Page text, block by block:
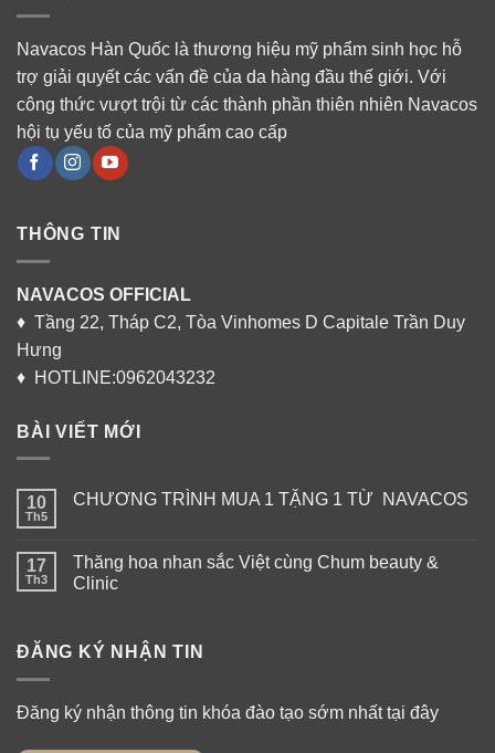
Navacos Hàn Quốc là thương hiệu mỹ phẩm sinh học hỗ
trợ giải quyết các vấn đề của da hàng đầu thế giới. Với
công thức vượt trội từ các thành phần thiên nhiên Navacos
hội tụ yếu tố của mỹ phẩm cao cấp
THÔNG TIN
NAVACOS OFFICIAL
♦ Tầng 22, Tháp C2, Tòa Vinhomes D Capitale Trần Duy
Hưng
♦ HOTLINE:0962043232
BÀI VIẾT MỚI
10
Th5
CHƯƠNG TRÌNH MUA 1 TẶNG 1 TỪ NAVACOS
17
Th3
Thăng hoa nhan sắc Việt cùng Chum beauty &
Clinic
ĐĂNG KÝ NHẬN TIN
Đăng ký nhận thông tin khóa đào tạo sớm nhất tại đây